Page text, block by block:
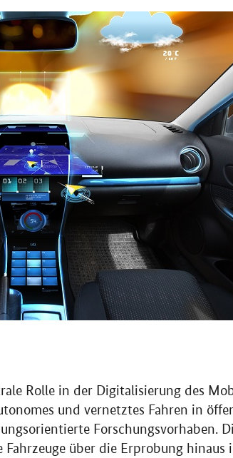
Rolle in der Digitalisierung des
und vernetztes Fahren in
Forschungsvorhaben.
über die Erprobung hinaus